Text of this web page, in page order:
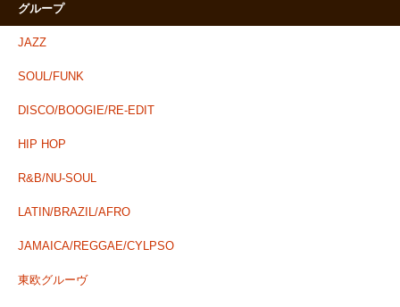
グループ
JAZZ
SOUL/FUNK
DISCO/BOOGIE/RE-EDIT
HIP HOP
R&B/NU-SOUL
LATIN/BRAZIL/AFRO
JAMAICA/REGGAE/CYLPSO
東欧グルーヴ